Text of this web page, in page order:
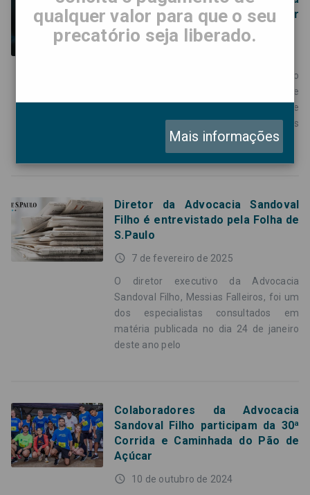
chamada de vídeo para enganar
credores
A equipe da Advocacia Sandoval Filho
alerta para uma nova modalidade de
golpe que tem como alvo os credores de
precatórios. Desta vez, criminosos
Diretor da Advocacia Sandoval
Filho é entrevistado pela Folha de
S.Paulo
access_time 7 de fevereiro de 2025
O diretor executivo da Advocacia
Sandoval Filho, Messias Falleiros, foi um
dos especialistas consultados em
matéria publicada no dia 24 de janeiro
deste ano pelo
Colaboradores da Advocacia
Sandoval Filho participam da 30ª
Corrida e Caminhada do Pão de
Açúcar
access_time 10 de outubro de 2024
qualquer valor para que o seu
precatório seja liberado.
Mais informações